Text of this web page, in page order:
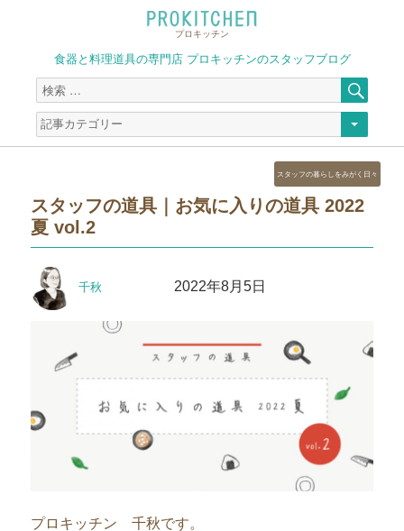
プロキッチン
食器と料理道具の専門店 プロキッチンのスタッフブログ
検
索
対
象:
索
スタッフの道具｜お気に入りの道具 2022
夏 vol.2
稿
千秋稿
2022年8月5日
カ
テ
ゴ
ー
スタッフの暮らしをみがく日々
プロキッチン 千秋です。